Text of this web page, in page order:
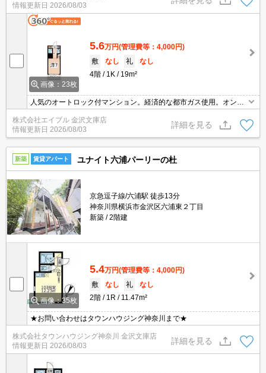
室フローリング。
情報更新日 2026/08/03
画像：23枚
5.6万円(管理費等：4,000円)
敷
なし 礼
なし
4階
1K 19m²
人気のオートロック付マンション。経済的な都市ガス使用。オンラ
イン内見対応可。初期費用がおさえられる物件。契約金・家賃クレ
ジットカード払い可（ポイント還元あり）。敷金・礼金なし。全居
室フローリング。
株式会社エイブル 金沢文庫店
情報更新日 2026/08/03
詳細を見る
新築 賃貸アパート ユナイト六浦パーリーの杜
京急逗子線/六浦駅 徒歩13分
神奈川県横浜市金沢区六浦東２丁目
新築
2階建
画像：35枚
5.4万円(管理費等：4,000円)
敷
なし 礼
なし
2階
1R 11.47m²
★お問い合わせはタウンハウジング神奈川まで★
株式会社タウンハウジング神奈川 金沢文庫店
情報更新日 2026/08/03
詳細を見る